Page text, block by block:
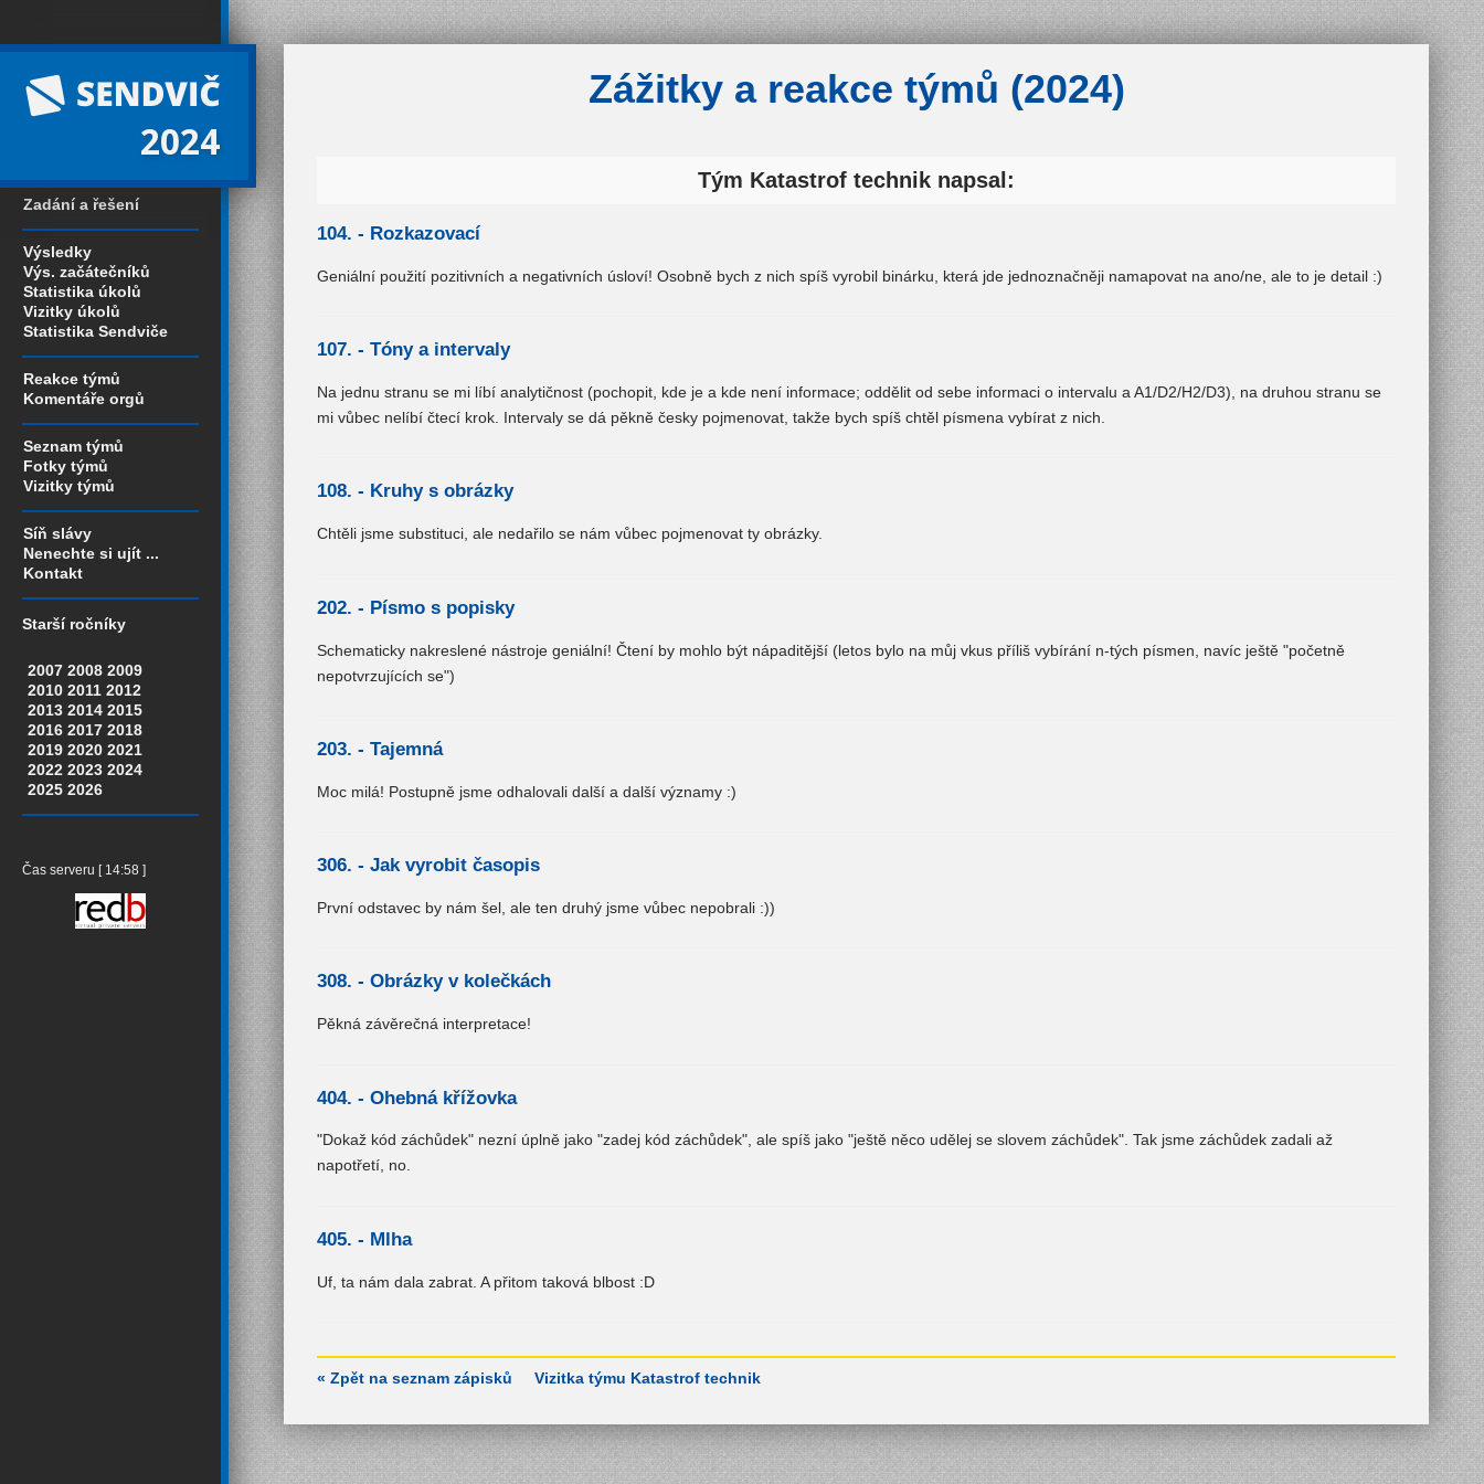
2024
Zadání a řešení
Výsledky
Výs. začátečníků
Statistika úkolů
Vizitky úkolů
Statistika Sendviče
Reakce týmů
Komentáře orgů
Seznam týmů
Fotky týmů
Vizitky týmů
Síň slávy
Nenechte si ujít ...
Kontakt
Starší ročníky
2007 2008 2009
2010 2011 2012
2013 2014 2015
2016 2017 2018
2019 2020 2021
2022 2023 2024
2025 2026
Čas serveru [ 14:58 ]
Zážitky a reakce týmů (2024)
Tým Katastrof technik napsal:
104. - Rozkazovací
Geniální použití pozitivních a negativních úsloví! Osobně bych z nich spíš vyrobil binárku, která jde jednoznačněji namapovat na ano/ne, ale to je detail :)
107. - Tóny a intervaly
Na jednu stranu se mi líbí analytičnost (pochopit, kde je a kde není informace; oddělit od sebe informaci o intervalu a A1/D2/H2/D3), na druhou stranu se
mi vůbec nelíbí čtecí krok. Intervaly se dá pěkně česky pojmenovat, takže bych spíš chtěl písmena vybírat z nich.
108. - Kruhy s obrázky
Chtěli jsme substituci, ale nedařilo se nám vůbec pojmenovat ty obrázky.
202. - Písmo s popisky
Schematicky nakreslené nástroje geniální! Čtení by mohlo být nápaditější (letos bylo na můj vkus příliš vybírání n-tých písmen, navíc ještě "početně
nepotvrzujících se")
203. - Tajemná
Moc milá! Postupně jsme odhalovali další a další významy :)
306. - Jak vyrobit časopis
První odstavec by nám šel, ale ten druhý jsme vůbec nepobrali :))
308. - Obrázky v kolečkách
Pěkná závěrečná interpretace!
404. - Ohebná křížovka
"Dokaž kód záchůdek" nezní úplně jako "zadej kód záchůdek", ale spíš jako "ještě něco udělej se slovem záchůdek". Tak jsme záchůdek zadali až
napotřetí, no.
405. - Mlha
Uf, ta nám dala zabrat. A přitom taková blbost :D
« Zpět na seznam zápisků Vizitka týmu Katastrof technik